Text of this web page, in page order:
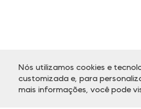
Nós utilizamos cookies e
customizada e, para
mais informações, você pode